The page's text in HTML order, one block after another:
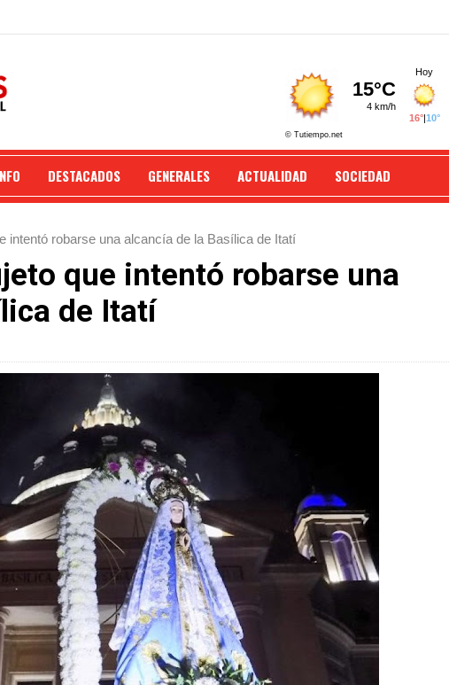
DESTACADOS GENERALES ACTUALIDAD SOCIEDAD
intentó robarse una alcancía de la Basílica de Itatí
que intentó robarse una
de Itatí